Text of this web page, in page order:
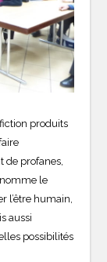
produits
de profanes,
nomme le
l’être humain,
aussi
possibilités